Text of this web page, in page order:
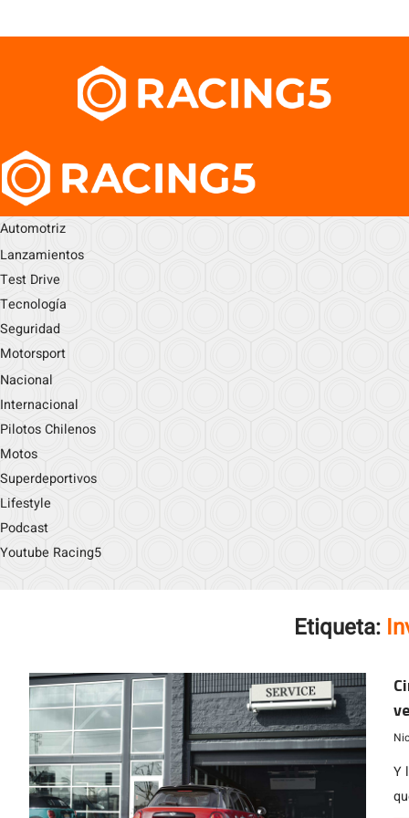
Automotriz
Lanzamientos
Test Drive
Tecnología
Seguridad
Motorsport
Nacional
Internacional
Pilotos Chilenos
Motos
Superdeportivos
Lifestyle
Podcast
Youtube Racing5
Etiqueta:
Y